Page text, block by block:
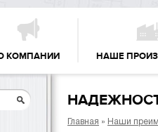
КОМПАНИИ НАШЕ
Главная » Наши